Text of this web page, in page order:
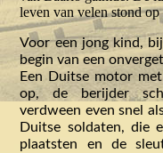
leven van velen stond
Voor een jong kind,
begin van een
Een Duitse motor
op, de berijder
verdween even snel
Duitse soldaten, die
plaatsten en de